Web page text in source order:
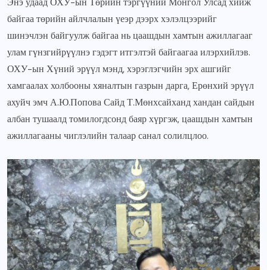
байгаа төрийн айлчлалын үеэр дээрх хэлэлцээрийг
шинэчлэн байгуулж байгаа нь цаашдын хамтын ажиллагааг
улам гүнзгийрүүлнэ гэдэгт итгэлтэй байгаагаа илэрхийлэв.
ОХУ-ын Хүний эрүүл мэнд, хэрэглэгчийн эрх ашгийг
хамгаалах холбооны хяналтын газрын дарга, Ерөнхий эрүүл
ахуйч эмч А.Ю.Попова Сайд Т.Мөнхсайханд хандан сайдын
албан тушаалд томилогдсонд баяр хүргэж, цаашдын хамтын
ажиллагааны чиглэлийн талаар санал солилцлоо.